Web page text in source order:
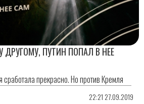
ДРУГОМУ, ПУТИН ПОПАЛ В НЕЕ
прекрасно. Но против Кремля
22:21 27.09.2019